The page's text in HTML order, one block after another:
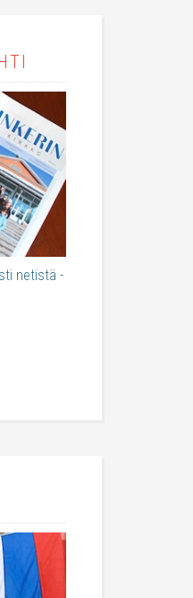
netistä -